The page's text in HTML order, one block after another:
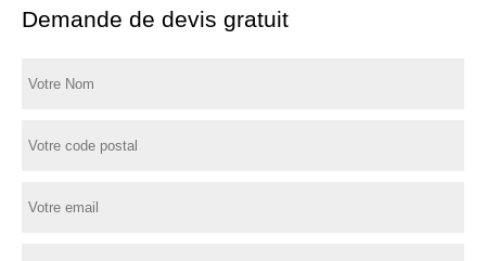
Demande de devis gratuit